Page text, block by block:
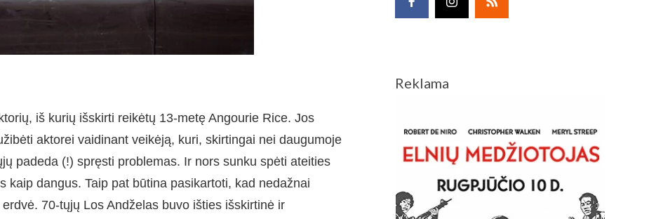
iš kurių išskirti reikėtų 13-metę Angourie Rice. Jos
aktorei vaidinant veikėją, kuri, skirtingai nei daugumoje
padeda (!) spręsti problemas. Ir nors sunku spėti ateities
kaip dangus. Taip pat būtina pasikartoti, kad nedažnai
70-tųjų Los Andželas buvo išties išskirtinė ir
Reklama